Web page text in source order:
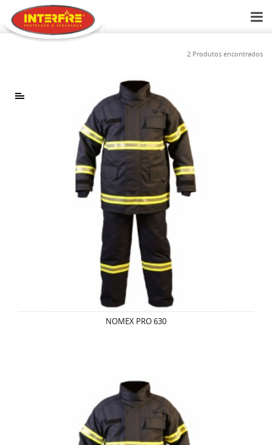
2 Produtos encontrados
NOMEX PRO 630